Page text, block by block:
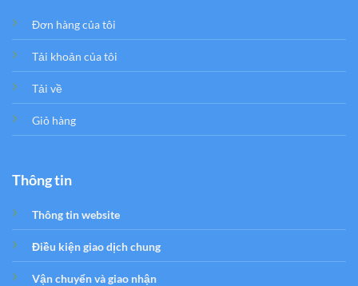
Đơn hàng của tôi
Tải khoản của tôi
Tải về
Giỏ hàng
Thông tin
Thông tin website
Điều kiện giao dịch chung
Vận chuyển và giao nhận